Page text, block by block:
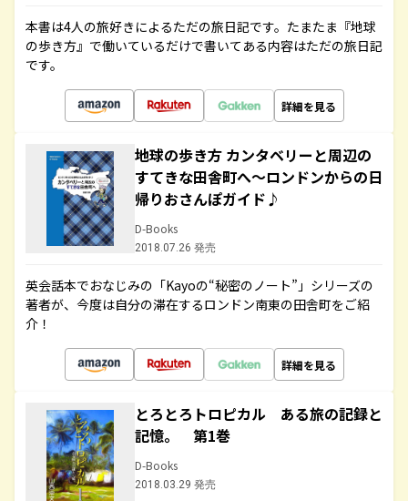
本書は4人の旅好きによるただの旅日記です。たまたま『地球
の歩き方』で働いているだけで書いてある内容はただの旅日記
です。
詳細を見る
地球の歩き方 カンタベリーと周辺の
すてきな田舎町へ～ロンドンからの日
帰りおさんぽガイド♪
D-Books
2018.07.26 発売
英会話本でおなじみの「Kayoの“秘密のノート”」シリーズの
著者が、今度は自分の滞在するロンドン南東の田舎町をご紹
介！
詳細を見る
とろとろトロピカル ある旅の記録と
記憶。 第1巻
D-Books
2018.03.29 発売